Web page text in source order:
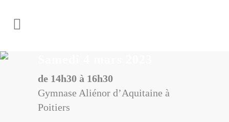
de 14h30 à 16h30
Gymnase Aliénor d’Aquitaine à
Poitiers